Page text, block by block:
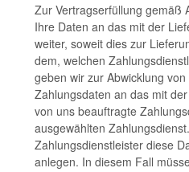
Zur Vertragserfüllung gemäß
Ihre Daten an das mit der
weiter, soweit dies zur
dem, welchen
geben wir zur Abwicklung
Zahlungsdaten an das mit
von uns beauftragte
ausgewählten
Zahlungsdienstleister diese
anlegen. In diesem Fall